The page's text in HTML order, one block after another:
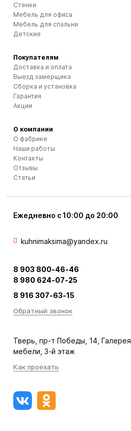
Ежедневно с 10:00 до 20:00
kuhnimaksima@yandex.ru
8 903 800-46-46
8 980 624-07-25
8 916 307-63-15
Обратный звонок
Тверь, пр-т Победы, 14, Галерея
мебели, 3-й этаж
Как проехать
Стенки
Мебель для офиса
Мебель для спальни
Детские
Покупателям
Доставка и оплата
Выезд замерщика
Сборка и установка
Гарантия
Акции
О компании
О фабрике
Наши работы
Контакты
Отзывы
Статьи